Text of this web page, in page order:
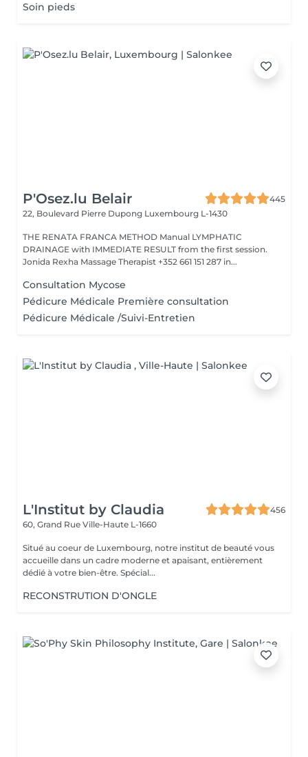
Soin pieds
P'Osez.lu Belair
445
22, Boulevard Pierre Dupong Luxembourg L-1430
THE RENATA FRANCA METHOD Manual LYMPHATIC
DRAINAGE with IMMEDIATE RESULT from the first session.
Jonida Rexha Massage Therapist +352 661 151 287 in...
Consultation Mycose
Pédicure Médicale Première consultation
Pédicure Médicale /Suivi-Entretien
L'Institut by Claudia
456
60, Grand Rue Ville-Haute L-1660
Situé au coeur de Luxembourg, notre institut de beauté vous
accueille dans un cadre moderne et apaisant, entièrement
dédié à votre bien-être. Spécial...
RECONSTRUTION D'ONGLE